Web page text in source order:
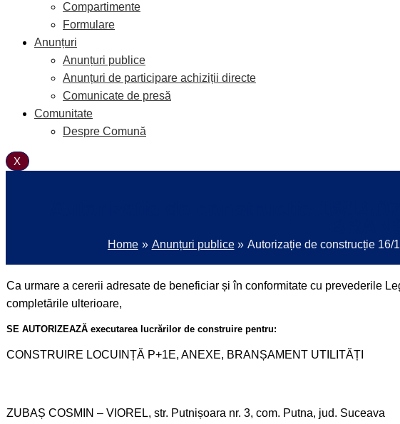
Compartimente
Formulare
Anunțuri
Anunțuri publice
Anunțuri de participare achiziții directe
Comunicate de presă
Comunitate
Despre Comună
X
Home Anunțuri publice Autorizație de construcție 16/
Ca urmare a cererii adresate de beneficiar și în conformitate cu prevederile
completările ulterioare,
SE AUTORIZEAZĂ executarea lucrărilor de construire pentru:
CONSTRUIRE LOCUINȚĂ P+1E, ANEXE, BRANȘAMENT UTILITĂȚI
ZUBAȘ COSMIN – VIOREL, str. Putnișoara nr. 3, com. Putna, jud. Suceava